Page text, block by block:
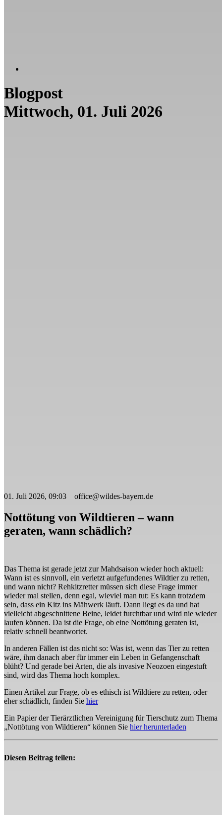
Blogpost
Mittwoch, 01. Juli 2026
01. Juli 2026, 09:03 office@wildes-bayern.de
Nottötung von Wildtieren – wann
geraten, wann schädlich?
Das Thema ist gerade jetzt zur Mahdsaison wieder hoch aktuell:
Wann ist es sinnvoll, ein verletzt aufgefundenes Wildtier zu retten,
und wann nicht? Rehkitzretter müssen sich diese Frage immer
wieder mal stellen, denn egal, wieviel man tut: Es kann trotzdem
sein, dass ein Kitz ins Mähwerk läuft. Dann liegt es da und hat
vielleicht abgeschnittene Beine, leidet furchtbar und wird nie wieder
laufen können. Da ist die Frage, ob eine Nottötung geraten ist,
relativ schnell beantwortet.
In anderen Fällen ist das nicht so: Was ist, wenn das Tier zu retten
wäre, ihm danach aber für immer ein Leben in Gefangenschaft
blüht? Und gerade bei Arten, die als invasive Neozoen eingestuft
sind, wird das Thema hoch komplex.
Einen Artikel zur Frage, ob es ethisch ist Wildtiere zu retten, oder
eher schädlich, finden Sie hier
Ein Papier der Tierärztlichen Vereinigung für Tierschutz zum Thema
„Nottötung von Wildtieren“ können Sie hier herunterladen
Diesen Beitrag teilen: